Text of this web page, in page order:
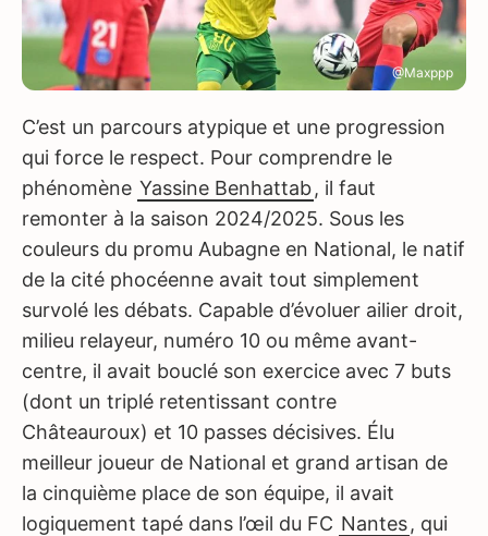
@Maxppp
C’est un parcours atypique et une progression
qui force le respect. Pour comprendre le
phénomène Yassine Benhattab, il faut
remonter à la saison 2024/2025. Sous les
couleurs du promu Aubagne en National, le natif
de la cité phocéenne avait tout simplement
survolé les débats. Capable d’évoluer ailier droit,
milieu relayeur, numéro 10 ou même avant-
centre, il avait bouclé son exercice avec 7 buts
(dont un triplé retentissant contre
Châteauroux) et 10 passes décisives. Élu
meilleur joueur de National et grand artisan de
la cinquième place de son équipe, il avait
logiquement tapé dans l’œil du FC Nantes, qui